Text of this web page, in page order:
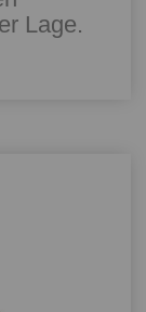
Lage.